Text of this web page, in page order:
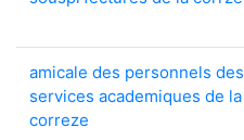
amicale des personnels des
services academiques de la
correze